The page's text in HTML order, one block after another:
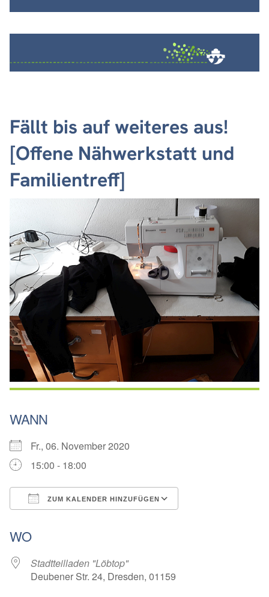
Fällt bis auf weiteres aus!
[Offene Nähwerkstatt und
Familientreff]
WANN
Fr., 06. November 2020
15:00 - 18:00
ZUM KALENDER HINZUFÜGEN
WO
Stadtteilladen "Löbtop"
Deubener Str. 24, Dresden, 01159